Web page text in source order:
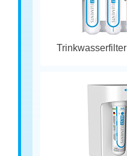
Trinkwasserfilter